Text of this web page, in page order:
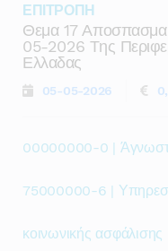
ΕΠΙΤΡΟΠΗ
Θεμα 17 Αποσπασμα
05-2026 Της
Ελλαδας
05-05-2026
00000000-0 |
75000000-6 |
κοινωνικής ασφάλισης